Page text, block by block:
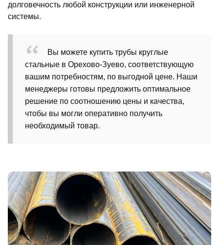
долговечность любой конструкции или инженерной
системы.
Вы можете купить трубы круглые
стальные в Орехово-Зуево, соответствующую
вашим потребностям, по выгодной цене. Наши
менеджеры готовы предложить оптимальное
решение по соотношению цены и качества,
чтобы вы могли оперативно получить
необходимый товар.